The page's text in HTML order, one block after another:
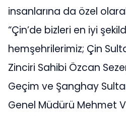
insanlarına da özel
“Çin’de bizleri en iyi
hemşehrilerimiz; Çin
Zinciri Sahibi Özcan
Geçim ve Şanghay
Genel Müdürü Mehmet